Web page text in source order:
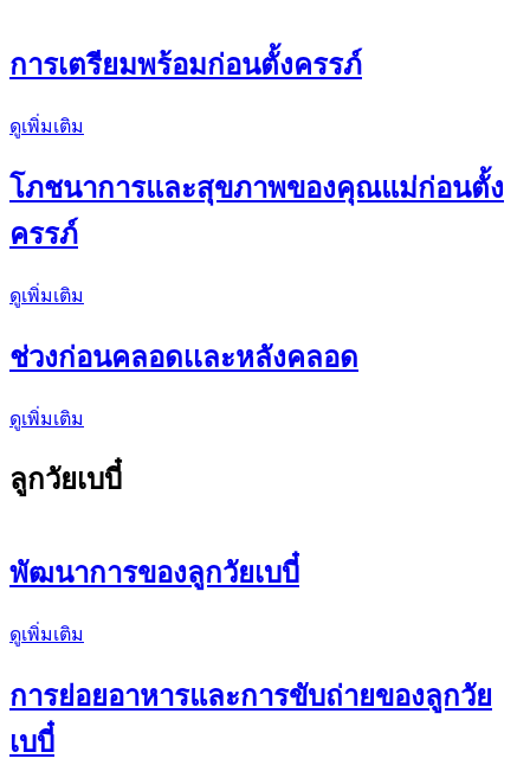
การเตรียมพร้อมก่อนตั้งครรภ์
ดูเพิ่มเติม
โภชนาการและสุขภาพของคุณแม่ก่อนตั้ง
ครรภ์
ดูเพิ่มเติม
ช่วงก่อนคลอดเเละหลังคลอด
ดูเพิ่มเติม
ลูกวัยเบบี๋
พัฒนาการของลูกวัยเบบี๋
ดูเพิ่มเติม
การย่อยอาหารและการขับถ่ายของลูกวัย
เบบี๋